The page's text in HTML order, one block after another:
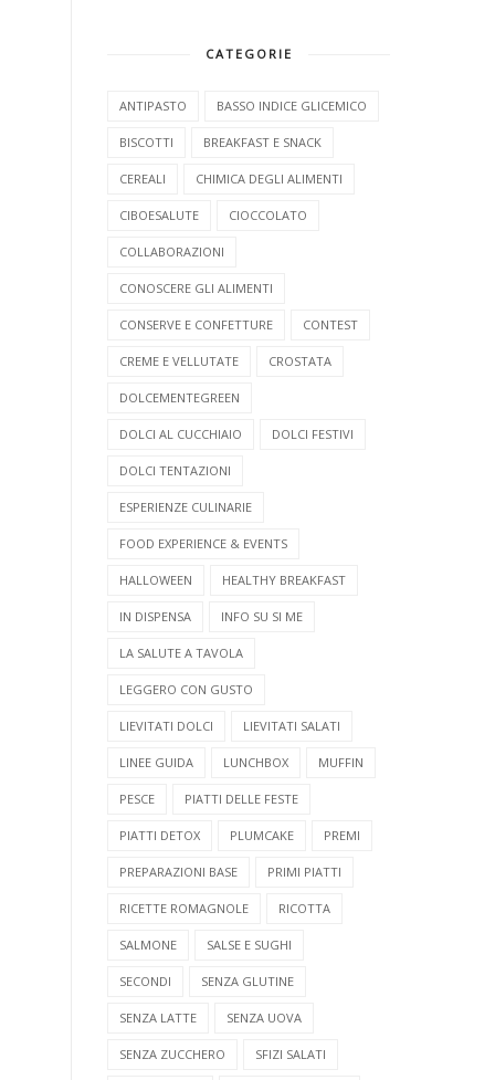
CATEGORIE
ANTIPASTO BASSO INDICE GLICEMICO
BISCOTTI BREAKFAST E SNACK
CEREALI CHIMICA DEGLI ALIMENTI
CIBOESALUTE CIOCCOLATO
COLLABORAZIONI
CONOSCERE GLI ALIMENTI
CONSERVE E CONFETTURE CONTEST
CREME E VELLUTATE CROSTATA
DOLCEMENTEGREEN
DOLCI AL CUCCHIAIO DOLCI FESTIVI
DOLCI TENTAZIONI
ESPERIENZE CULINARIE
FOOD EXPERIENCE & EVENTS
HALLOWEEN HEALTHY BREAKFAST
IN DISPENSA INFO SU SI ME
LA SALUTE A TAVOLA
LEGGERO CON GUSTO
LIEVITATI DOLCI LIEVITATI SALATI
LINEE GUIDA LUNCHBOX MUFFIN
PESCE PIATTI DELLE FESTE
PIATTI DETOX PLUMCAKE PREMI
PREPARAZIONI BASE PRIMI PIATTI
RICETTE ROMAGNOLE RICOTTA
SALMONE SALSE E SUGHI
SECONDI SENZA GLUTINE
SENZA LATTE SENZA UOVA
SENZA ZUCCHERO SFIZI SALATI